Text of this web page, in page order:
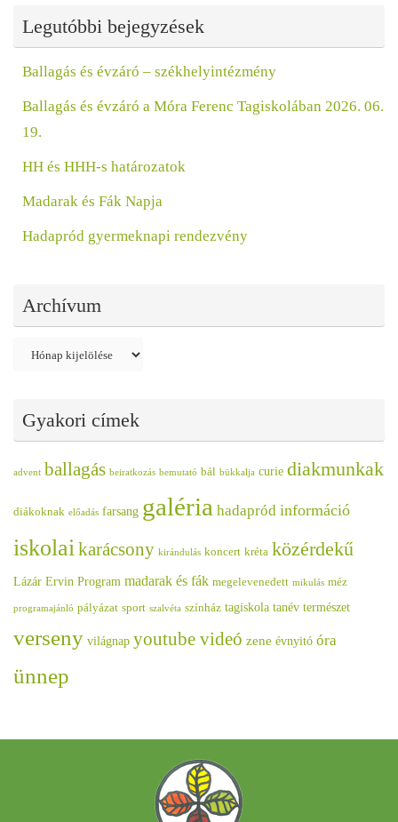
Legutóbbi bejegyzések
Ballagás és évzáró – székhelyintézmény
Ballagás és évzáró a Móra Ferenc Tagiskolában 2026. 06.
19.
HH és HHH-s határozatok
Madarak és Fák Napja
Hadapród gyermeknapi rendezvény
Archívum
Archívum
Gyakori címek
advent ballagás beiratkozás bemutató bál bükkalja curie diakmunkak
diákoknak előadás farsang galéria hadapród információ
iskolaikarácsony kirándulás koncert kréta közérdekű
Lázár Ervin Program madarak és fák megelevenedett mikulás méz
programajánló pályázat sport szalvéta színház tagiskola tanév természet
verseny világnap youtube videó zene évnyitó óra
ünnep